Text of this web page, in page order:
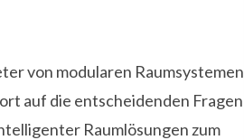
von modularen Raumsystemen
auf die entscheidenden Fragen
Raumlösungen zum